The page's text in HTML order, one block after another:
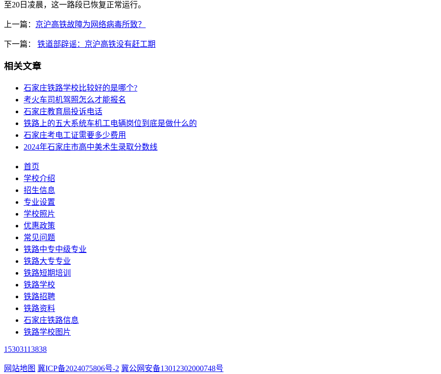
至20日凌晨，这一路段已恢复正常运行。
上一篇： 京沪高铁故障为网络病毒所致？
下一篇： 铁道部辟谣：京沪高铁没有赶工期
相关文章
石家庄铁路学校比较好的是哪个?
考火车司机驾照怎么才能报名
石家庄教育局投诉电话
铁路上的五大系统车机工电辆岗位到底是做什么的
石家庄考电工证需要多少费用
2024年石家庄市高中美术生录取分数线
首页
学校介绍
招生信息
专业设置
学校照片
优惠政策
常见问题
铁路中专中级专业
铁路大专专业
铁路短期培训
铁路学校
铁路招聘
铁路资料
石家庄铁路信息
铁路学校图片
15303113838
网站地图 冀ICP备2024075806号-2 冀公网安备13012302000748号